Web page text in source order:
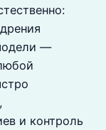
—
и контроль